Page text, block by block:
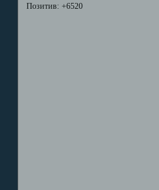
Позитив: +6520